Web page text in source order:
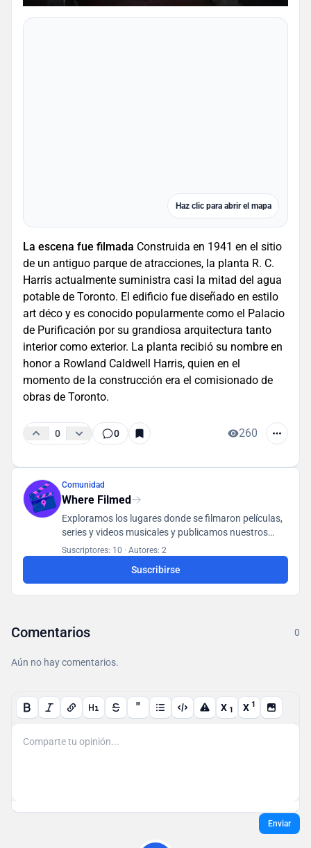
Haz clic para abrir el mapa
La escena fue filmada Construida en 1941 en el sitio
de un antiguo parque de atracciones, la planta R. C.
Harris actualmente suministra casi la mitad del agua
potable de Toronto. El edificio fue diseñado en estilo
art déco y es conocido popularmente como el Palacio
de Purificación por su grandiosa arquitectura tanto
interior como exterior. La planta recibió su nombre en
honor a Rowland Caldwell Harris, quien en el
momento de la construcción era el comisionado de
obras de Toronto.
0 0 260
Comunidad
Where Filmed
Exploramos los lugares donde se filmaron películas,
series y videos musicales y publicamos nuestros
hallazgos en una base de datos accesible para todos
los usuarios.
Suscriptores: 10 · Autores: 2
Suscribirse
Comentarios 0
Aún no hay comentarios.
" X 1 X 1
Enviar